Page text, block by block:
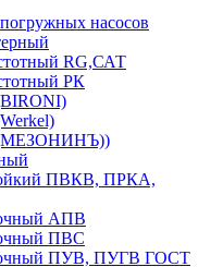
насосов
RG,САТ
РК
ПВКВ, ПРКА,
АПВ
ПВС
ПУВ, ПУГВ ГОСТ